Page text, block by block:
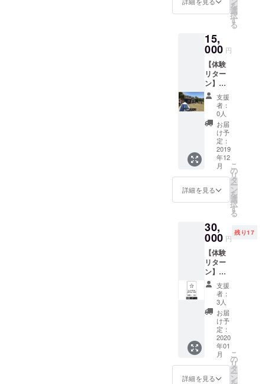
は負い
ませ
参加す
るに当
たって
の往
路・帰
路等移
動途中
の事故
に対し
ても責
任を負
いかね
ます。
現地へ
の道中
は事故
等の無
いよう
お気を
ださ
い。 ・
有効期
限はプ
ロジェ
クト成
立月か
ら2年と
させて
頂きま
す。
すの
で、そ
バイス
を受け
て行動
して起
きた利
害に対
して責
任は持
ちませ
ん。 ア
ドバイ
スを元
に自己
責任で
判断し
てくだ
さい。
ルの共
有、コ
ミュニ
ケー
ション
はこの
ページ
内でお
こない
ます。
・宅内
は改装
中のた
め、宿
泊はで
ん。庭
のス
ト寝
袋、自
転車を
お貸し
するの
みなの
で、そ
れ以外
のもの
は各自
でお持
ちくだ
さい。
・現地
宿泊費
ライ
お楽し
みくだ
さい。
食材や
炭はご
自身で
ご用意
くださ
い。 ご
近所さ
んもい
るの
で、利
用時間
は8時か
ら17時
までの
い。 ・
庭のス
をお貸
ししま
す。宅
内には
入れま
せん。
テン
ト、自
転車は
ご利用
できま
せん。
ご了承
くださ
を
選
択
す
る
15,
000 円
【体験
リター
ン】
ファミ
リー1日
フリー
パス券
（体験
リター
ン） い
すみ
ベース
に来て
頂き、
自転車
好きな
とこに
行くの
もよ
し、
ベース
内で薪
割り、
土いじ
り、工
具を
使って
DIYな
ど、 自
由に外
房の1日
を楽し
支援
者：
0人
お届
け予
定：
2019
年12
月
詳細を見る
こ
の
リ
タ
ー
ン
を
選
択
す
る
30,
000 円
残り17
【体験
リター
ン】年
間フ
リーパ
中、予
約が空
いてい
る日は
使用可
能！！
予約は
先客順
支援
者：
3人
お届
け予
定：
2020
年01
月
詳細を見る
こ
の
リ
タ
ー
ン